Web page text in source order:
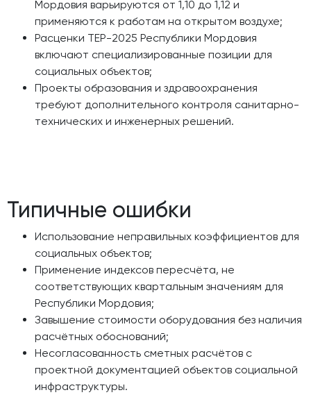
Мордовия варьируются от 1,10 до 1,12 и
применяются к работам на открытом воздухе;
Расценки ТЕР-2025 Республики Мордовия
включают специализированные позиции для
социальных объектов;
Проекты образования и здравоохранения
требуют дополнительного контроля санитарно-
технических и инженерных решений.
Типичные ошибки
Использование неправильных коэффициентов для
социальных объектов;
Применение индексов пересчёта, не
соответствующих квартальным значениям для
Республики Мордовия;
Завышение стоимости оборудования без наличия
расчётных обоснований;
Несогласованность сметных расчётов с
проектной документацией объектов социальной
инфраструктуры.